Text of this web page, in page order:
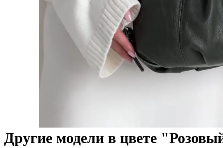
Другие модели в цвете